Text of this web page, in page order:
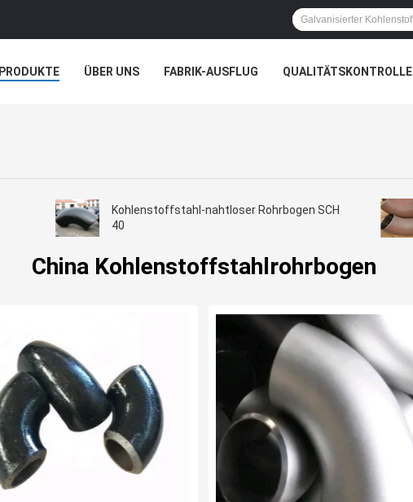
PRODUKTE ÜBER UNS FABRIK-AUSFLUG QUALITÄTSKONTROLLE
Kohlenstoffstahl-nahtloser Rohrbogen SCH
40
China Kohlenstoffstahlrohrbogen